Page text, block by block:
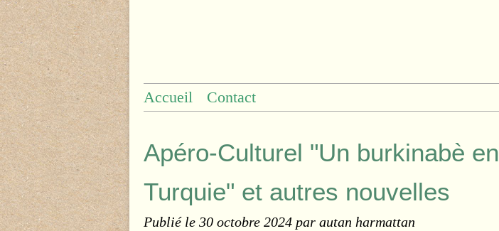
Accueil Contact
Apéro-Culturel "Un burkinabè en
Turquie" et autres nouvelles
Publié le 30 octobre 2024 par autan harmattan